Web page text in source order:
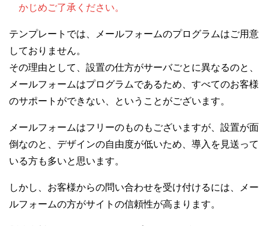
かじめご了承ください。
テンプレートでは、メールフォームのプログラムはご用意
しておりません。
その理由として、設置の仕方がサーバごとに異なるのと、
メールフォームはプログラムであるため、すべてのお客様
のサポートができない、ということがございます。
メールフォームはフリーのものもございますが、設置が面
倒なのと、デザインの自由度が低いため、導入を見送って
いる方も多いと思います。
しかし、お客様からの問い合わせを受け付けるには、メー
ルフォームの方がサイトの信頼性が高まります。